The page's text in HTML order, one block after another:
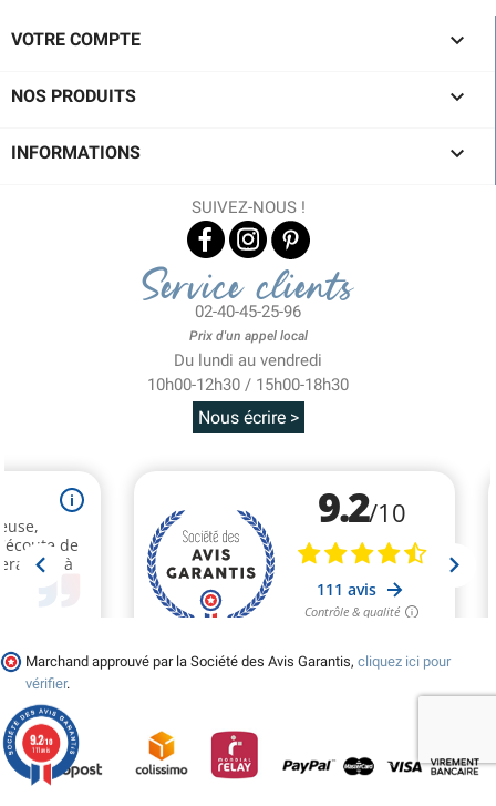
(1 avis)
VOTRE COMPTE 
NOS PRODUITS 
INFORMATIONS 
SUIVEZ-NOUS !
Service clients
02-40-45-25-96
Prix d'un appel local
Du lundi au vendredi
10h00-12h30 / 15h00-18h30
Nous écrire >
Marchand approuvé par la Société des Avis Garantis, cliquez ici pour
vérifier.
9.2/10
111 avis